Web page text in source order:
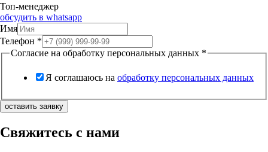
Топ-менеджер
обсудить в whatsapp
Имя
Телефон *
Согласие на обработку персональных данных *
Я соглашаюсь на обработку персональных данных
оставить заявку
Свяжитесь с нами